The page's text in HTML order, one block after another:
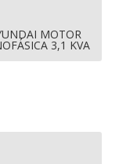
MOTOR
3,1 KVA